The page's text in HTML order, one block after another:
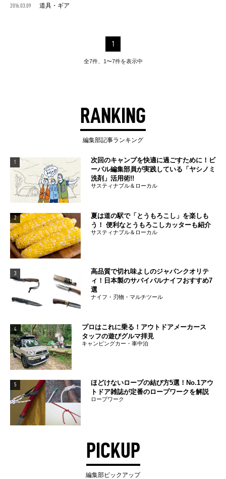
2016.03.09 道具・ギア
1
全7件、1〜7件を表示中
RANKING
編集部記事ランキング
1
次回のキャンプを快適に過ごすために！ビ
ーパル編集部員が実践している「ヤシノミ
洗剤」活用術!!
サスティナブル＆ローカル
2
夏は道の駅で「とうもろこし」を楽しも
う！ 便利なとうもろこしカッターも紹介
サスティナブル＆ローカル
3
高品質で切れ味よしのジャパンクオリテ
ィ！日本製のサバイバルナイフおすすめ7
選
ナイフ・刃物・マルチツール
4
プロはこれに乗る！アウトドアメーカース
タッフの遊びグルマ拝見
キャンピングカー・車中泊
5
ほどけないロープの結び方5選！No.1アウ
トドア雑誌が定番のロープワークを解説
ロープワーク
PICKUP
編集部ピックアップ